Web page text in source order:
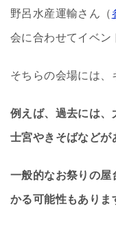
野呂水産運輸さん（
会に合わせてイベン
そちらの会場には、
例えば、過去には、
士宮やきそばなどが
一般的なお祭りの屋
かる可能性もありま